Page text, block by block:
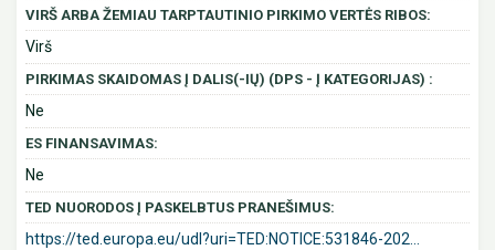
VIRŠ ARBA ŽEMIAU TARPTAUTINIO PIRKIMO VERTĖS RIBOS:
Virš
PIRKIMAS SKAIDOMAS Į DALIS(-IŲ) (DPS - Į KATEGORIJAS) :
Ne
ES FINANSAVIMAS:
Ne
TED NUORODOS Į PASKELBTUS PRANEŠIMUS:
https://ted.europa.eu/udl?uri=TED:NOTICE:531846-202...